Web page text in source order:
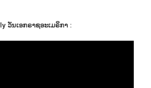
ວັນເອກຣາຊອະເມຣິກາ :